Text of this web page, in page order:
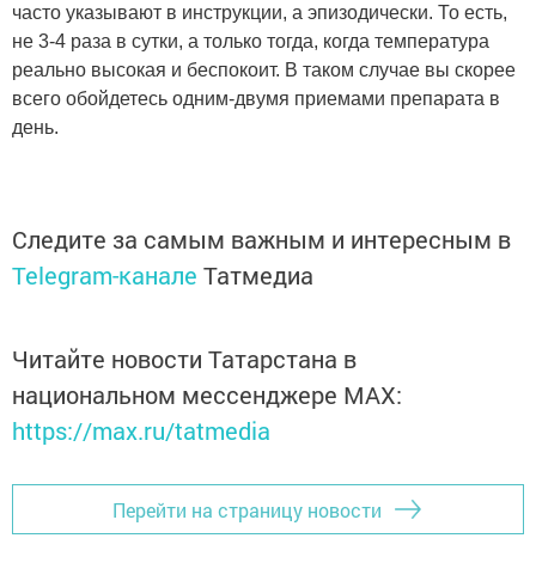
часто указывают в инструкции, а эпизодически. То есть,
не 3-4 раза в сутки, а только тогда, когда температура
реально высокая и беспокоит. В таком случае вы скорее
всего обойдетесь одним-двумя приемами препарата в
день.
Следите за самым важным и интересным в
Telegram-канале Татмедиа
Читайте новости Татарстана в
национальном мессенджере MАХ:
https://max.ru/tatmedia
Перейти на страницу новости